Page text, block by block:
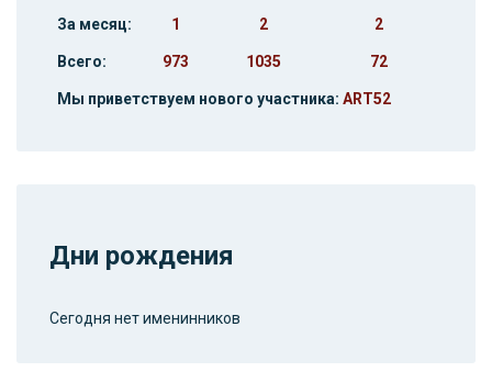
За месяц: 1 2 2
Всего: 973 1035 72
Мы приветствуем нового участника: ART52
Дни рождения
Сегодня нет именинников